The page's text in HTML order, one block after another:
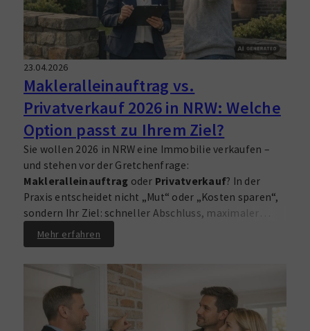
23.04.2026
Makleralleinauftrag vs.
Privatverkauf 2026 in NRW: Welche
Option passt zu Ihrem Ziel?
Sie wollen 2026 in NRW eine Immobilie verkaufen –
und stehen vor der Gretchenfrage:
Makleralleinauftrag oder Privatverkauf? In der
Praxis entscheidet nicht „Mut“ oder „Kosten sparen“,
sondern Ihr Ziel: schneller Abschluss, maximaler
Verkaufspreis, planbare Abwicklung oder volle
Eigenkontrolle. Gerade in Märkten wie Lippstadt und
Eigennutzer auf anspruchsvollere Käufer, strengere
Dokumentationspflichten und deutlich mehr
Vergleichsangebote online. Wer hier sauber
vorbereitet, gewinnt Zeit, Verhandlungsspielraum
Mehr erfahren